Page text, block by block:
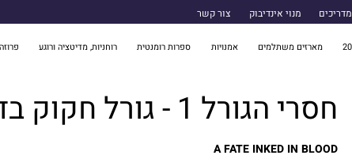
מדריכים מנוי אינדיבוק צור קשר
מארזים משתלמים אמנויות ספרות רומנטית רוחניות, מדיטציה ורוגע פרוזה
חסרי הגורל 1 - גורל חקוק בדם
A FATE INKED IN BLOOD